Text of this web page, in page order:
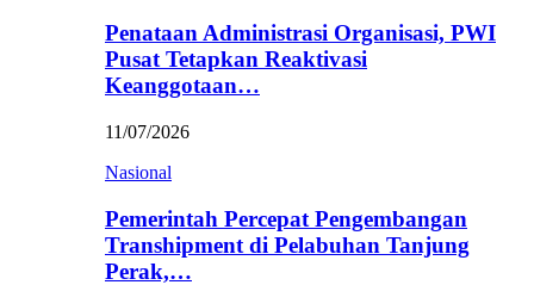
Penataan Administrasi Organisasi, PWI
Pusat Tetapkan Reaktivasi
Keanggotaan…
11/07/2026
Nasional
Pemerintah Percepat Pengembangan
Transhipment di Pelabuhan Tanjung
Perak,…